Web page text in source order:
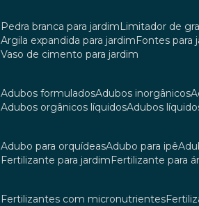
pedra branca para jardim
limitador de
argila expandida para jardim
fontes para
vaso de cimento para jardim
adubos formulados adubos inorgânicos
adubos orgânicos líquidos adubos
adubo para orquídeas adubo para ipê
fertilizante para jardim
fertilizante para
fertilizantes com micronutrientes